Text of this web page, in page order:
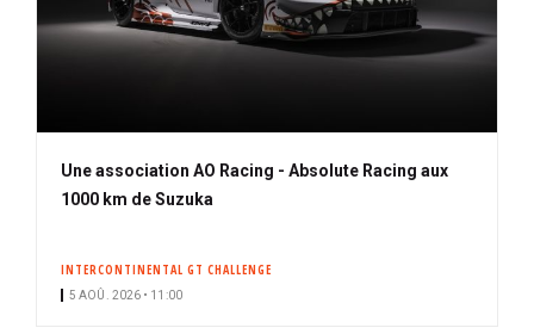
Une association AO Racing - Absolute Racing aux
1000 km de Suzuka
INTERCONTINENTAL GT CHALLENGE
5 AOÛ. 2026 • 11:00